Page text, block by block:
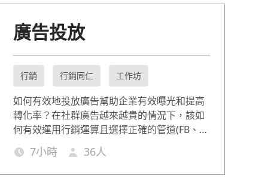
廣告投放
行銷 行銷同仁 工作坊
如何有效地投放廣告幫助企業有效曝光和提高
轉化率？在社群廣告越來越貴的情況下，該如
何有效運用行銷運算且選擇正確的管道(FB、
Google、line@等)？本堂課會教導您如何在不
同管道去曝光您的商品，有效提升業績，幫助
您在競爭激烈的市場中脫穎而出。
7小時 36人